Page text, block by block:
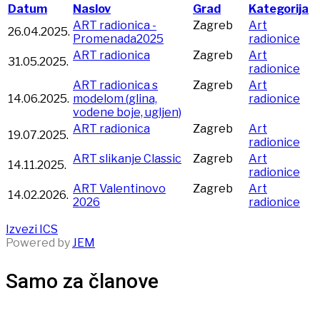
Datum Naslov Grad
Kategorija
26.04.2025. ART radionica -
Promenada2025
Zagreb
Art
radionice
31.05.2025. ART radionica Zagreb
Art
radionice
14.06.2025.
ART radionica s
modelom (glina,
vodene boje, ugljen)
Zagreb
Art
radionice
19.07.2025. ART radionica Zagreb
Art
radionice
14.11.2025. ART slikanje Classic Zagreb
Art
radionice
14.02.2026. ART Valentinovo
2026
Zagreb
Art
radionice
Izvezi ICS
Powered byJEM
Samo za članove